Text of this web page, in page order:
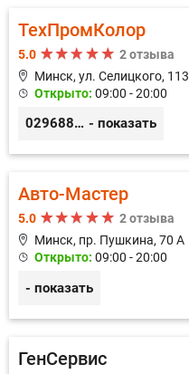
ТехПромКолор
5.0
2 отзыва
Минск, ул. Селицкого, 113
Открыто: 09:00 - 20:00
0296889898 - показать
Авто-Мастер
5.0
2 отзыва
Минск, пр. Пушкина, 70 А
Открыто: 09:00 - 20:00
- показать
ГенСервис